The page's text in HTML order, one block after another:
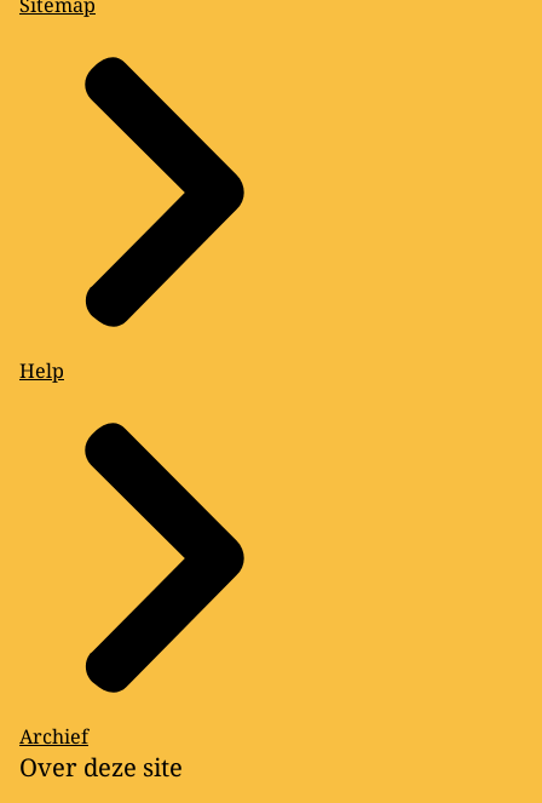
Help
Archief
Over deze site